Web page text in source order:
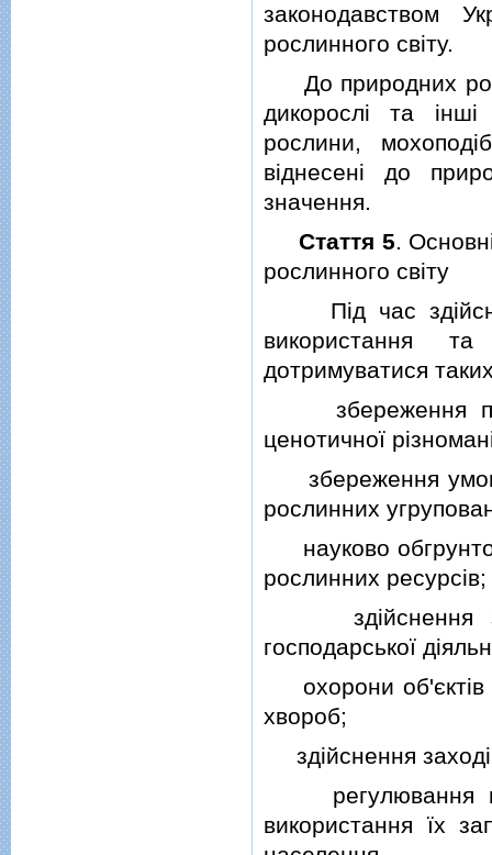
законодавством
рослинного свiту.
До природних
дикорослi та iншi
рослини,
вiднесенi до
значення.
Стаття 5.
рослинного свiту
Пiд час
використання
дотримуватися
збереження
ценотичної
збереження умов
рослинних
науково
рослинних ресурсiв;
здiйснення
господарської
охорони об'єктiв
хвороб;
здiйснення
регулювання
використання їх